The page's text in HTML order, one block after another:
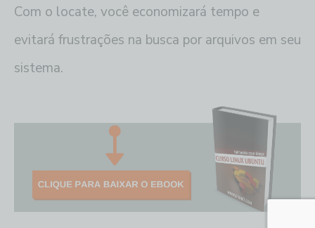
Com o locate, você economizará tempo e
evitará frustrações na busca por arquivos em seu
sistema.